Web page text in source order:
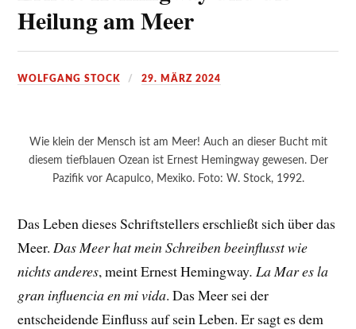
Heilung am Meer
WOLFGANG STOCK 29. MÄRZ 2024
Wie klein der Mensch ist am Meer! Auch an dieser Bucht mit
diesem tiefblauen Ozean ist Ernest Hemingway gewesen. Der
Pazifik vor Acapulco, Mexiko. Foto: W. Stock, 1992.
Das Leben dieses Schriftstellers erschließt sich über das
Meer.Das Meer hat mein Schreiben beeinflusst wie
nichts anderes, meint Ernest Hemingway. La Mar es la
gran influencia en mi vida. Das Meer sei der
entscheidende Einfluss auf sein Leben. Er sagt es dem